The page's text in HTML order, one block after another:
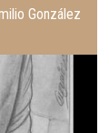
González